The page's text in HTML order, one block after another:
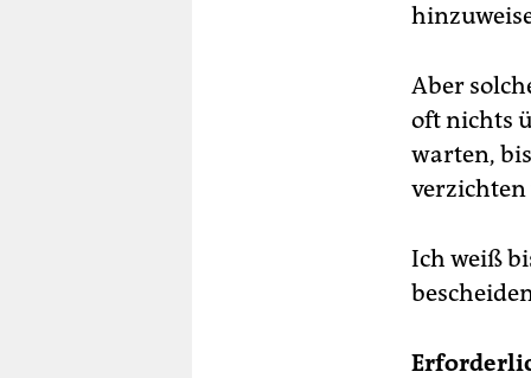
Aber
oft nichts
warten,
verzichten
Ich weiß